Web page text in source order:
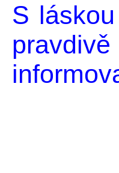
S
pravdivě